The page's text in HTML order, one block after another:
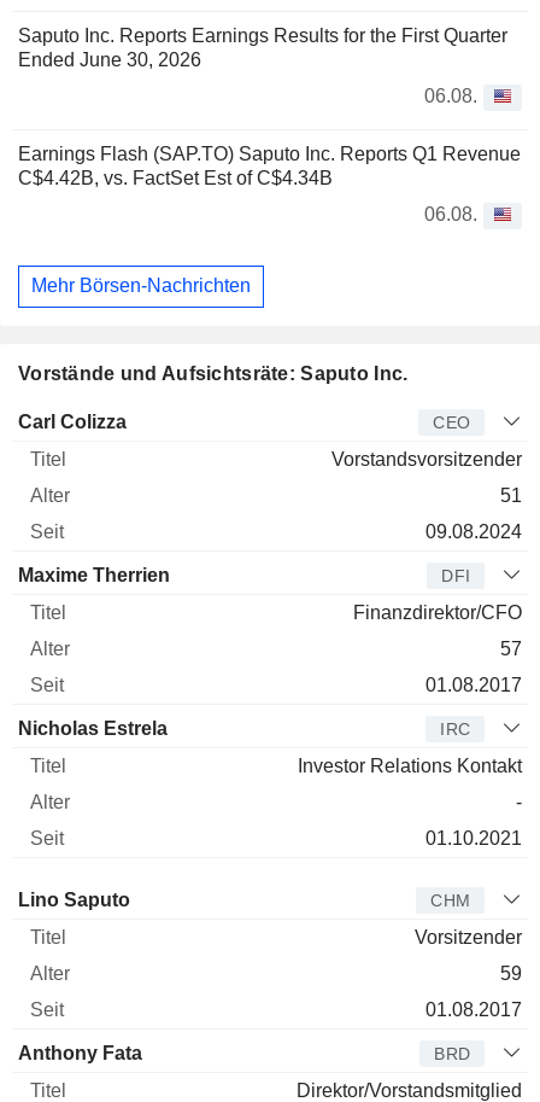
Saputo Inc. Reports Earnings Results for the First Quarter
Ended June 30, 2026
06.08.
Earnings Flash (SAP.TO) Saputo Inc. Reports Q1 Revenue
C$4.42B, vs. FactSet Est of C$4.34B
06.08.
Mehr Börsen-Nachrichten
Vorstände und Aufsichtsräte: Saputo Inc.
Manager Titel
Carl Colizza CEO
Vorstandsvorsitzender
51
09.08.2024
Maxime Therrien DFI
Finanzdirektor/CFO
57
01.08.2017
Nicholas Estrela IRC
Investor Relations Kontakt
-
01.10.2021
Verwaltungsratsmitglied
Lino Saputo CHM
Vorsitzender
59
01.08.2017
Anthony Fata BRD
Direktor/Vorstandsmitglied